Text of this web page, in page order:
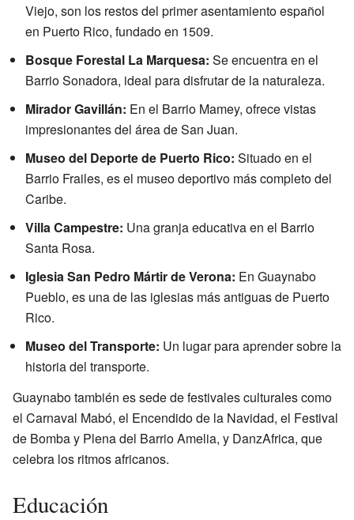
Viejo, son los restos del primer asentamiento español
en Puerto Rico, fundado en 1509.
Bosque Forestal La Marquesa: Se encuentra en el
Barrio Sonadora, ideal para disfrutar de la naturaleza.
Mirador Gavillán: En el Barrio Mamey, ofrece vistas
impresionantes del área de San Juan.
Museo del Deporte de Puerto Rico: Situado en el
Barrio Frailes, es el museo deportivo más completo del
Caribe.
Villa Campestre: Una granja educativa en el Barrio
Santa Rosa.
Iglesia San Pedro Mártir de Verona: En Guaynabo
Pueblo, es una de las iglesias más antiguas de Puerto
Rico.
Museo del Transporte: Un lugar para aprender sobre la
historia del transporte.
Guaynabo también es sede de festivales culturales como
el Carnaval Mabó, el Encendido de la Navidad, el Festival
de Bomba y Plena del Barrio Amelia, y DanzAfrica, que
celebra los ritmos africanos.
Educación